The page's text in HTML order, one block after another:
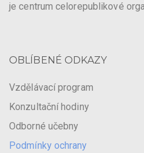
je centrum celorepublikové
OBLÍBENÉ ODKAZY
Vzdělávací program
Konzultační hodiny
Odborné učebny
Podmínky ochrany